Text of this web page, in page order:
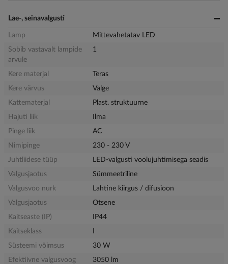
Lae-, seinavalgusti
Lamp
Mittevahetatav LED
Sobib vastavalt lampide
arvule
1
Kere materjal
Teras
Kere värvus
Valge
Kattematerjal
Plast. struktuurne
Hajuti liik
Ilma
Pinge liik
AC
Nimipinge
230 - 230 V
Juhtliidese tüüp
LED-valgusti voolujuhtimisega seadis
Valgusjaotus
Sümmeetriline
Valgusvoo nurk
Lahtine kiirgus / difusioon
Valgusjaotus
Otsene
Kaitseaste (IP)
IP44
Kaitseklass
Süsteemi võimsus
30 W
Efektiivne valgusvoog
3050 lm